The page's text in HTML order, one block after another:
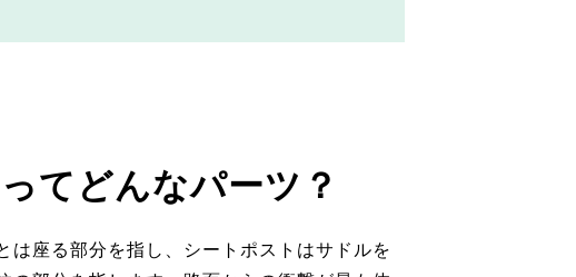
てどんなパーツ？
は座る部分を指し、シートポストはサドルを